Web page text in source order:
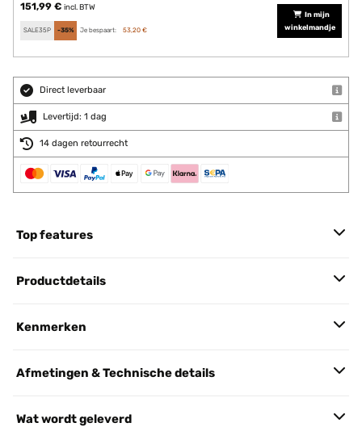
151,99 € incl. BTW
SALE35P -35% Je bespaart: 53,20 €
In mijn
winkelmandje
Direct leverbaar
Levertijd: 1 dag
14 dagen retourrecht
Top features
Productdetails
Kenmerken
Afmetingen & Technische details
Wat wordt geleverd